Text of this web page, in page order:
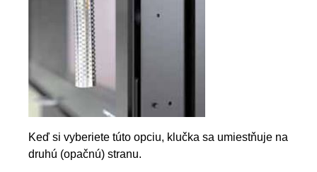
Keď si vyberiete túto opciu, klučka sa umiestňuje na
druhú (opačnú) stranu.